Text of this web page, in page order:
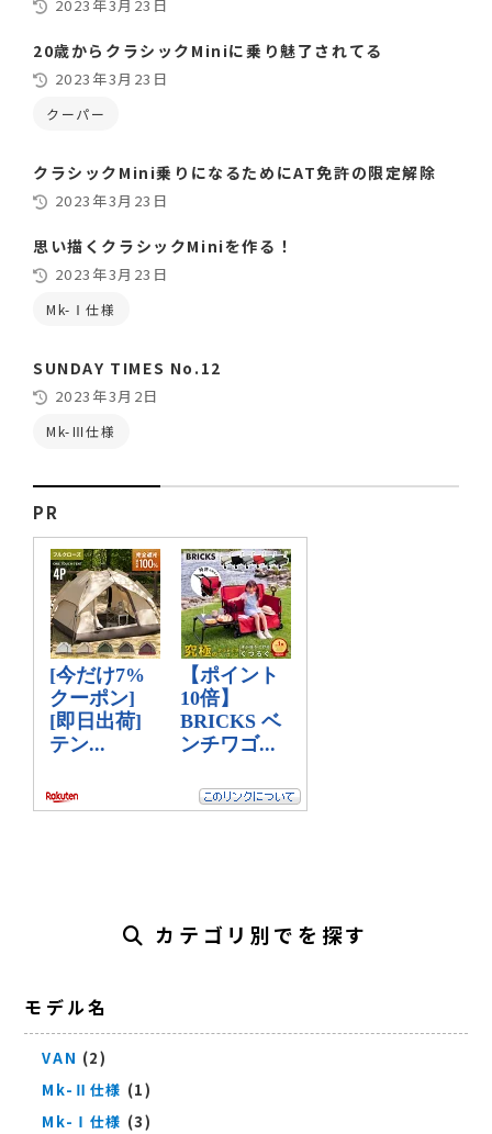
2023年3月23日
20歳からクラシックMiniに乗り魅了されてる
2023年3月23日
クーパー
クラシックMini乗りになるためにAT免許の限定解除
2023年3月23日
思い描くクラシックMiniを作る！
2023年3月23日
Mk-Ⅰ仕様
SUNDAY TIMES No.12
2023年3月2日
Mk-Ⅲ仕様
PR
カテゴリ別でを探す
モデル名
VAN (2)
Mk-Ⅱ仕様 (1)
Mk-Ⅰ仕様 (3)